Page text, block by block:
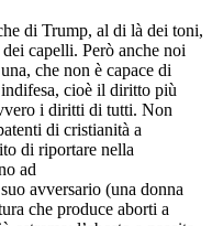
di Trump, al di là dei toni,
capelli. Però anche noi
che non è capace di
cioè il diritto più
i diritti di tutti. Non
di cristianità a
di riportare nella
ad
avversario (una donna
che produce aborti a